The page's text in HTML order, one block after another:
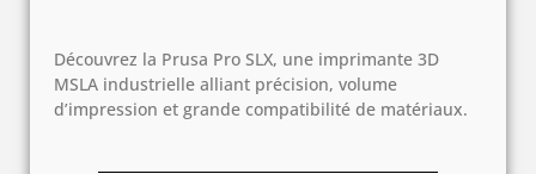
Découvrez la Prusa Pro SLX, une imprimante 3D
MSLA industrielle alliant précision, volume
d’impression et grande compatibilité de matériaux.